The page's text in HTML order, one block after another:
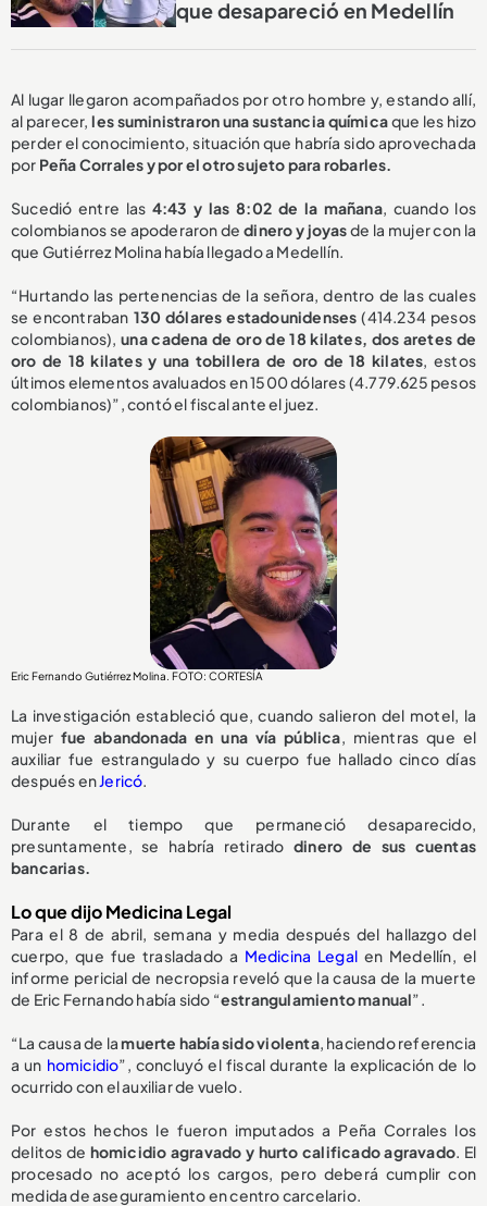
que desapareció en Medellín
Al lugar llegaron acompañados por otro hombre y, estando allí,
al parecer,les suministraron una sustancia químicaque les hizo
perder el conocimiento, situación que habría sido aprovechada
por Peña Corrales y por el otro sujeto para robarles.
Sucedió entre las 4:43 y las 8:02 de la mañana, cuando los
colombianos se apoderaron dedinero y joyasde la mujer con la
que Gutiérrez Molina había llegado a Medellín.
“Hurtando las pertenencias de la señora, dentro de las cuales
se encontraban 130 dólares estadounidenses (414.234 pesos
colombianos),una cadena de oro de 18 kilates, dos aretes de
oro de 18 kilates y una tobillera de oro de 18 kilates, estos
últimos elementos avaluados en 1500 dólares (4.779.625 pesos
colombianos)”, contó el fiscal ante el juez.
Eric Fernando Gutiérrez Molina. FOTO: CORTESÍA
La investigación estableció que, cuando salieron del motel, la
mujer fue abandonada en una vía pública, mientras que el
auxiliar fue estrangulado y su cuerpo fue hallado cinco días
después enJericó.
Durante el tiempo que permaneció desaparecido,
presuntamente, se habría retirado dinero de sus cuentas
bancarias.
Lo que dijo Medicina Legal
Para el 8 de abril, semana y media después del hallazgo del
cuerpo, que fue trasladado a Medicina Legal en Medellín, el
informe pericial de necropsia reveló que la causa de la muerte
de Eric Fernando había sido “estrangulamiento manual”.
“La causa de lamuerte había sido violenta, haciendo referencia
a un homicidio”, concluyó el fiscal durante la explicación de lo
ocurrido con el auxiliar de vuelo.
Por estos hechos le fueron imputados a Peña Corrales los
delitos de homicidio agravado y hurto calificado agravado. El
procesado no aceptó los cargos, pero deberá cumplir con
medida de aseguramiento en centro carcelario.